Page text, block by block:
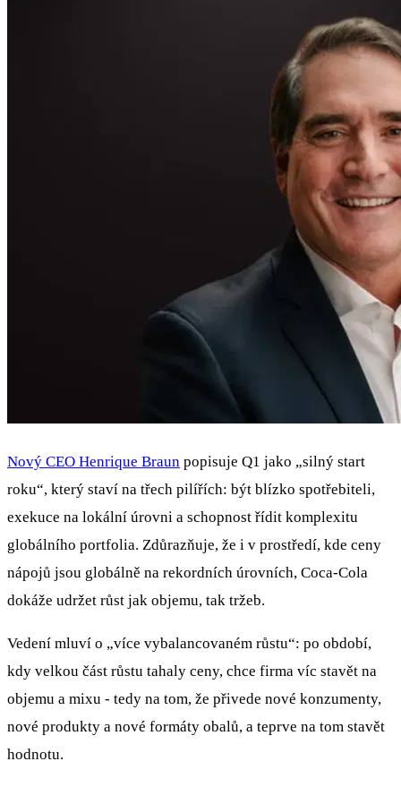
Nový CEO Henrique Braun popisuje Q1 jako „silný start
roku“, který staví na třech pilířích: být blízko spotřebiteli,
exekuce na lokální úrovni a schopnost řídit komplexitu
globálního portfolia. Zdůrazňuje, že i v prostředí, kde ceny
nápojů jsou globálně na rekordních úrovních, Coca‑Cola
dokáže udržet růst jak objemu, tak tržeb.
Vedení mluví o „více vybalancovaném růstu“: po období,
kdy velkou část růstu tahaly ceny, chce firma víc stavět na
objemu a mixu - tedy na tom, že přivede nové konzumenty,
nové produkty a nové formáty obalů, a teprve na tom stavět
hodnotu.